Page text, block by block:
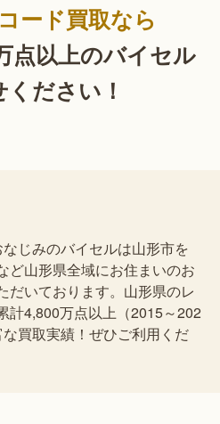
ード買取なら
点以上のバイセル
ださい！
じみのバイセルは山形市を
ど山形県全域にお住まいのお
だいております。山形県のレ
計4,800万点以上（2015～202
買取実績！ぜひご利用くだ